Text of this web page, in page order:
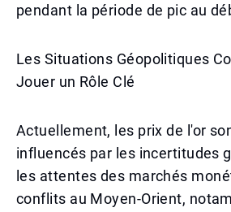
pendant la période de pic au
Les Situations Géopolitiques
Jouer un Rôle Clé
Actuellement, les prix de l'or
influencés par les incertitudes
les attentes des marchés
conflits au Moyen-Orient,